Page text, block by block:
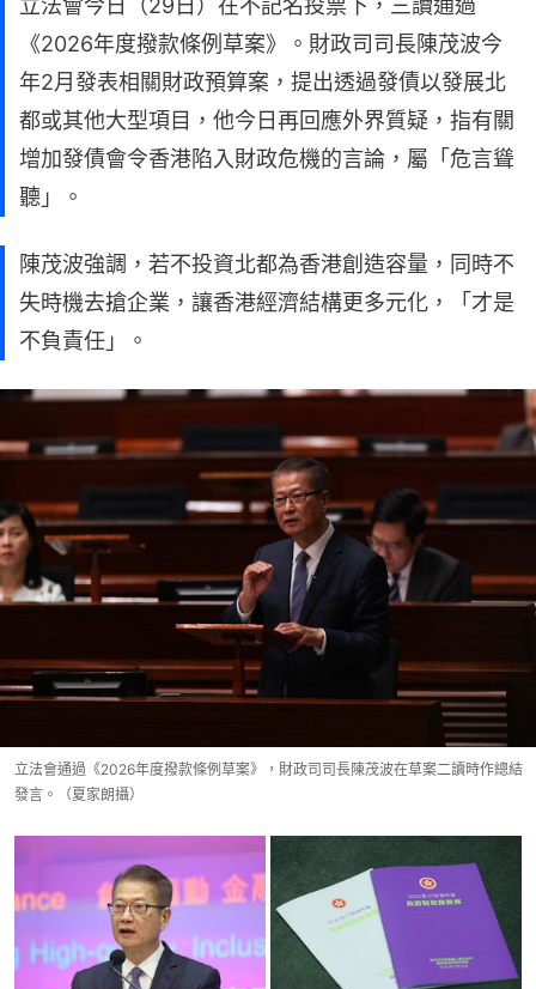
立法會今日（29日）在不記名投票下，三讀通過
《2026年度撥款條例草案》。財政司司長陳茂波今
年2月發表相關財政預算案，提出透過發債以發展北
都或其他大型項目，他今日再回應外界質疑，指有關
增加發債會令香港陷入財政危機的言論，屬「危言聳
聽」。
陳茂波強調，若不投資北都為香港創造容量，同時不
失時機去搶企業，讓香港經濟結構更多元化，「才是
不負責任」。
立法會通過《2026年度撥款條例草案》，財政司司長陳茂波在草案二讀時作總結
發言。（夏家朗攝）